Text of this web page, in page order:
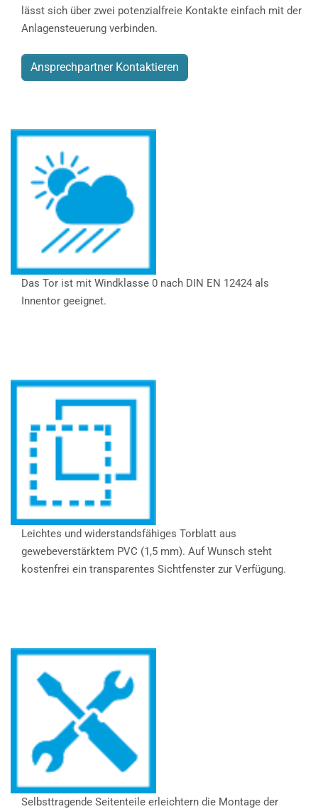
lässt sich über zwei potenzialfreie Kontakte einfach mit der
Anlagensteuerung verbinden.
Ansprechpartner Kontaktieren
Das Tor ist mit Windklasse 0 nach DIN EN 12424 als
Innentor geeignet.
Leichtes und widerstandsfähiges Torblatt aus
gewebeverstärktem PVC (1,5 mm). Auf Wunsch steht
kostenfrei ein transparentes Sichtfenster zur Verfügung.
Selbsttragende Seitenteile erleichtern die Montage der